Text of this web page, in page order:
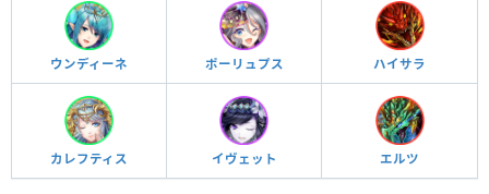
ウンディーネ ポーリュプス ハイサラ
カレフティス イヴェット エルツ